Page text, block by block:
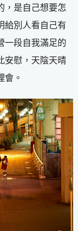
，是自己想要怎
給別人看自己有
一段自我滿足的
安慰，天陰天晴
會。